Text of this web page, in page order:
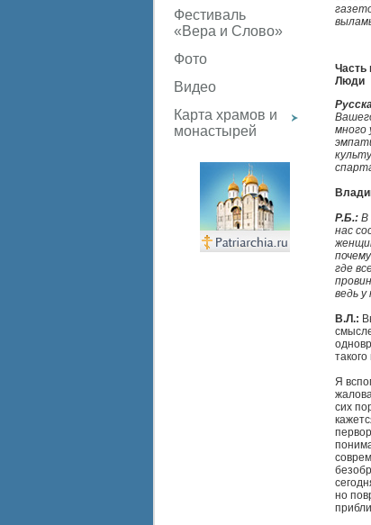
Фестиваль
«Вера и Слово»
Фото
Видео
Карта храмов и
монастырей
Часть
Люди
много
Р.Б.: В
нас
где
ведь у
В.Л.:
Я
сих
но